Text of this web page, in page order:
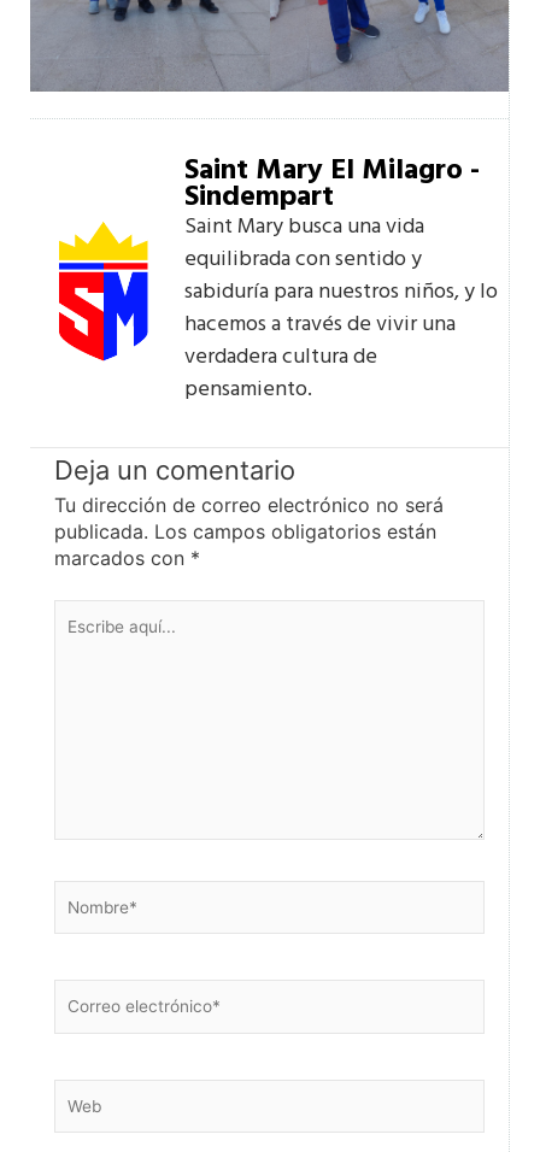
Saint Mary El Milagro -
Sindempart
Saint Mary busca una vida
equilibrada con sentido y
sabiduría para nuestros niños, y lo
hacemos a través de vivir una
verdadera cultura de
pensamiento.
Deja un comentario
Tu dirección de correo electrónico no será
publicada. Los campos obligatorios están
marcados con *
aquí...
electrónico*